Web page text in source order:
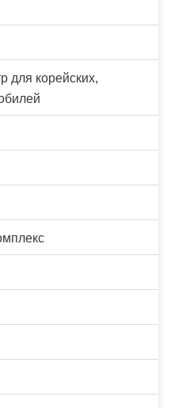
для корейских,